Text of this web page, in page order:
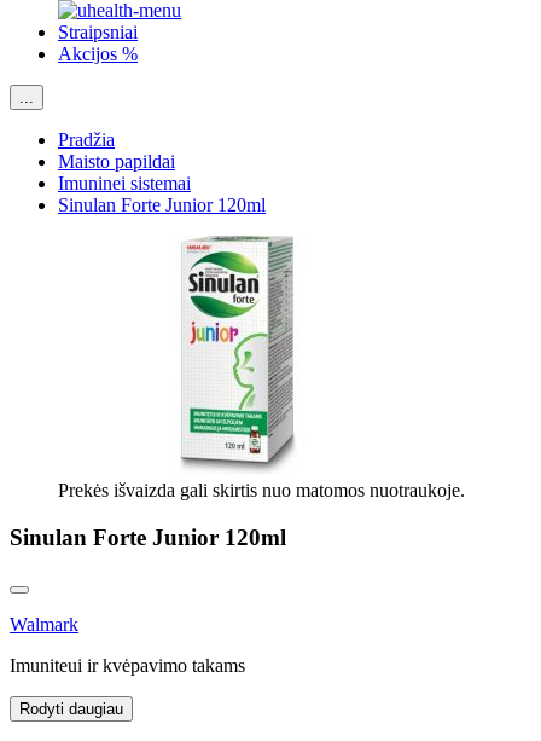
Straipsniai
Akcijos %
...
Pradžia
Maisto papildai
Imuninei sistemai
Sinulan Forte Junior 120ml
Prekės išvaizda gali skirtis nuo matomos nuotraukoje.
Sinulan Forte Junior 120ml
Walmark
Imuniteui ir kvėpavimo takams
Rodyti daugiau